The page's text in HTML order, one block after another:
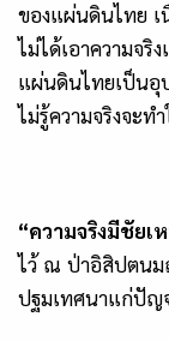
ของแผ่นดินไทย เ
ไม่ได้เอาความจริ
แผ่นดินไทยเป็นอุ
ไม่รู้ความจริงจะท
“ความจริงมีชัยเ
ไว้ ณ ป่าอิสิปตนม
ปฐมเทศนาแก่ปัญ